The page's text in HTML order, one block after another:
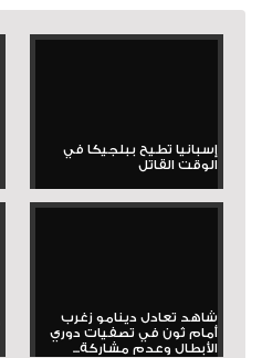
إسبانيا تطيح ببلجيكا في
الوقت القاتل
شاهد تعادل دينامو زغرب
أمام ثون في تصفيات دوري
الأبطال وعدم مشاركة...